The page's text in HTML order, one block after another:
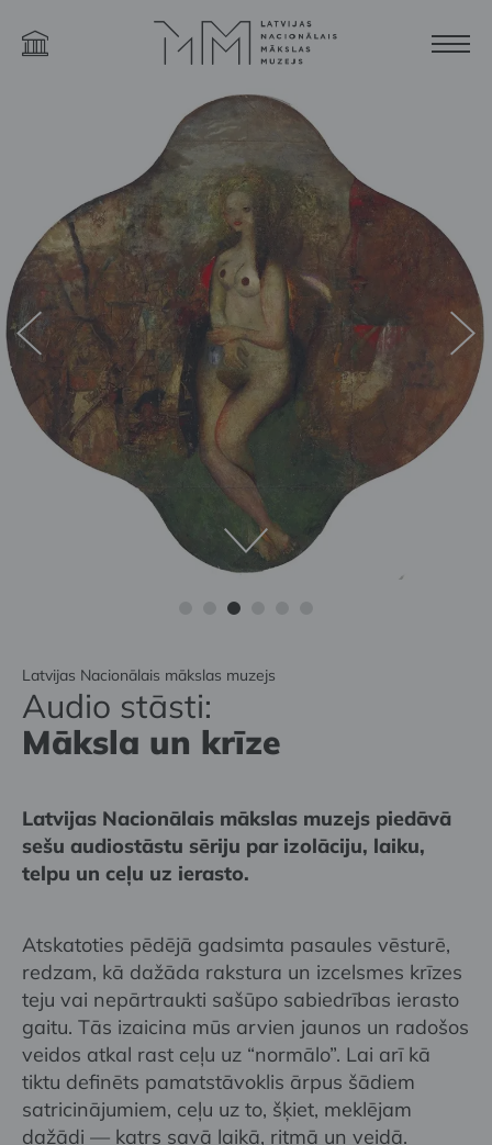
Latvijas Nacionālais mākslas muzejs
Audio stāsti:
Māksla un krīze
Latvijas Nacionālais mākslas muzejs piedāvā
sešu audiostāstu sēriju par izolāciju, laiku,
telpu un ceļu uz ierasto.
Atskatoties pēdējā gadsimta pasaules vēsturē,
redzam, kā dažāda rakstura un izcelsmes krīzes
teju vai nepārtraukti sašūpo sabiedrības ierasto
gaitu. Tās izaicina mūs arvien jaunos un radošos
veidos atkal rast ceļu uz “normālo”. Lai arī kā
tiktu definēts pamatstāvoklis ārpus šādiem
satricinājumiem, ceļu uz to, šķiet, meklējam
dažādi — katrs savā laikā, ritmā un veidā.